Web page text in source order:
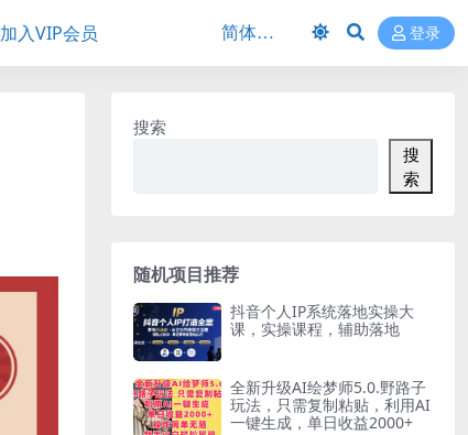
加入VIP会员 登录
搜索
搜
索
随机项目推荐
抖音个人IP系统落地实操大
课，实操课程，辅助落地
全新升级AI绘梦师5.0.野路子
玩法，只需复制粘贴，利用AI
一键生成，单日收益2000+